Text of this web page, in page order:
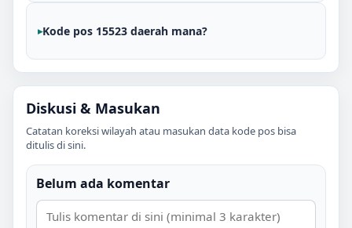
Kode pos 15523 daerah mana?
Diskusi & Masukan
Catatan koreksi wilayah atau masukan data kode pos bisa
ditulis di sini.
Belum ada komentar